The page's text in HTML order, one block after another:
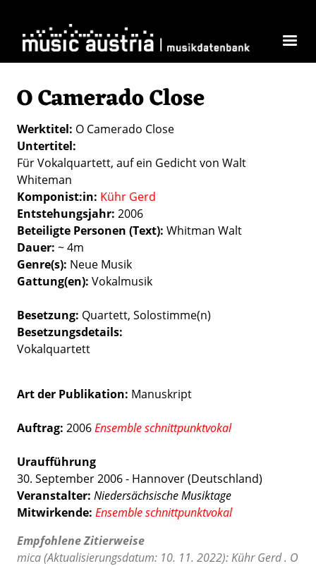
O Camerado Close
Werktitel O Camerado Close
Untertitel
Für Vokalquartett, auf ein Gedicht von Walt
Whiteman
Komponist:in Kühr Gerd
Entstehungsjahr 2006
Beteiligte Personen (Text) Whitman Walt
Dauer ~ 4m
Genre(s) Neue Musik
Gattung(en) Vokalmusik
Besetzung Quartett Solostimme(n)
Besetzungsdetails
Vokalquartett
Art der Publikation Manuskript
Auftrag: 2006Ensemble schnittpunktvokal
Uraufführung
30. September 2006 - Hannover (Deutschland)
Veranstalter: Niedersächsische Musiktage
Mitwirkende: Ensemble schnittpunktvokal
Empfohlene Zitierweise
mica (Aktualisierungsdatum: 10. 11. 2022): Kühr Gerd . O